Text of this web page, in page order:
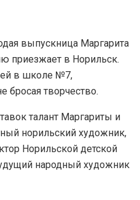
выпускница Маргарита
приезжает в Норильск.
в школе №7,
бросая творчество.
талант Маргариты и
норильский художник,
Норильской детской
народный художник